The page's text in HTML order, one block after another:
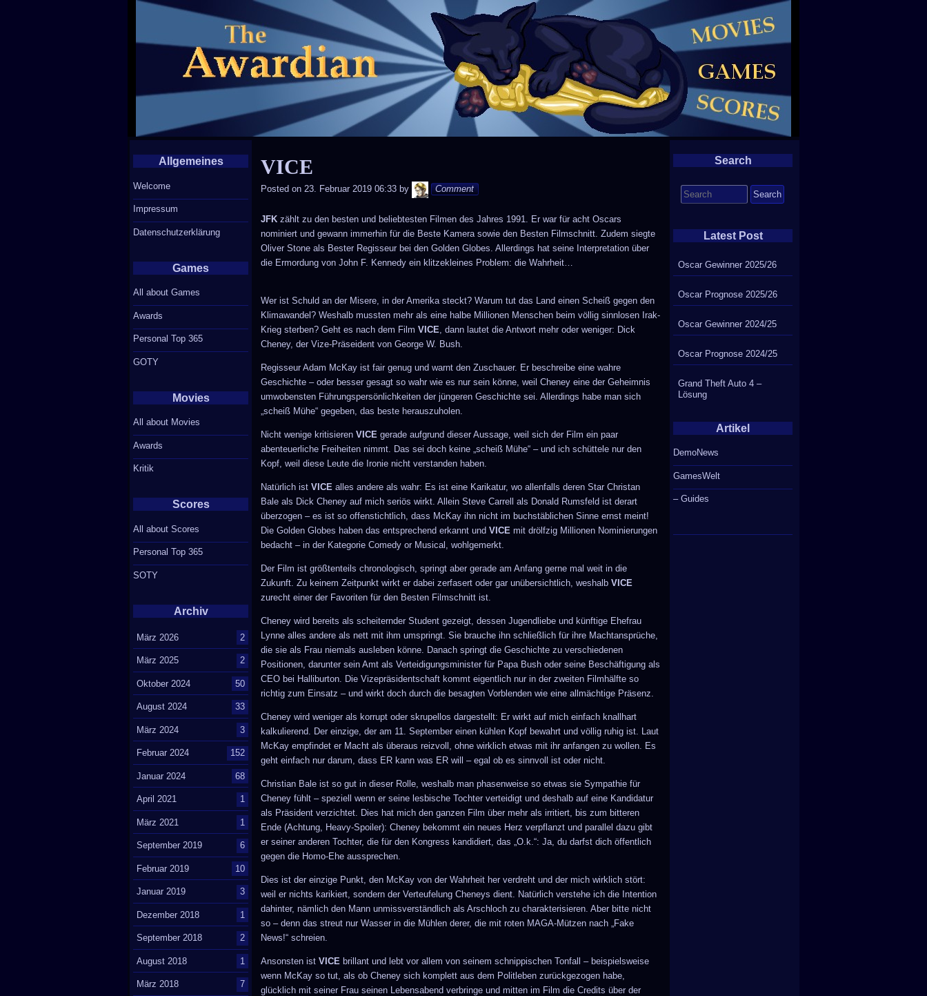
Skip
to
content
VICE
Posted on 23. Februar 2019 06:33 by Andy
Comment
JFK zählt zu den besten und beliebtesten Filmen des Jahres 1991. Er war für acht Oscars
nominiert und gewann immerhin für die Beste Kamera sowie den Besten Filmschnitt. Zudem siegte
Oliver Stone als Bester Regisseur bei den Golden Globes. Allerdings hat seine Interpretation über
die Ermordung von John F. Kennedy ein klitzekleines Problem: die Wahrheit…
Wer ist Schuld an der Misere, in der Amerika steckt? Warum tut das Land einen Scheiß gegen den
Klimawandel? Weshalb mussten mehr als eine halbe Millionen Menschen beim völlig sinnlosen Irak-
Krieg sterben? Geht es nach dem FilmVICE , dann lautet die Antwort mehr oder weniger: Dick
Cheney, der Vize-Präseident von George W. Bush.
Regisseur Adam McKay ist fair genug und warnt den Zuschauer. Er beschreibe eine wahre
Geschichte – oder besser gesagt so wahr wie es nur sein könne, weil Cheney eine der Geheimnis
umwobensten Führungspersönlichkeiten der jüngeren Geschichte sei. Allerdings habe man sich
„scheiß Mühe“ gegeben, das beste herauszuholen.
Nicht wenige kritisierenVICE gerade aufgrund dieser Aussage, weil sich der Film ein paar
abenteuerliche Freiheiten nimmt. Das sei doch keine „scheiß Mühe“ – und ich schüttele nur den
Kopf, weil diese Leute die Ironie nicht verstanden haben.
Natürlich istVICE alles andere als wahr: Es ist eine Karikatur, wo allenfalls deren Star Christan
Bale als Dick Cheney auf mich seriös wirkt. Allein Steve Carrell als Donald Rumsfeld ist derart
überzogen – es ist so offenstichtlich, dass McKay ihn nicht im buchstäblichen Sinne ernst meint!
Die Golden Globes haben das entsprechend erkannt undVICE mit drölfzig Millionen Nominierungen
bedacht – in der Kategorie Comedy or Musical, wohlgemerkt.
Der Film ist größtenteils chronologisch, springt aber gerade am Anfang gerne mal weit in die
Zukunft. Zu keinem Zeitpunkt wirkt er dabei zerfasert oder gar unübersichtlich, weshalbVICE
zurecht einer der Favoriten für den Besten Filmschnitt ist.
Cheney wird bereits als scheiternder Student gezeigt, dessen Jugendliebe und künftige Ehefrau
Lynne alles andere als nett mit ihm umspringt. Sie brauche ihn schließlich für ihre Machtansprüche,
die sie als Frau niemals ausleben könne. Danach springt die Geschichte zu verschiedenen
Positionen, darunter sein Amt als Verteidigungsminister für Papa Bush oder seine Beschäftigung als
CEO bei Halliburton. Die Vizepräsidentschaft kommt eigentlich nur in der zweiten Filmhälfte so
richtig zum Einsatz – und wirkt doch durch die besagten Vorblenden wie eine allmächtige Präsenz.
Cheney wird weniger als korrupt oder skrupellos dargestellt: Er wirkt auf mich einfach knallhart
kalkulierend. Der einzige, der am 11. September einen kühlen Kopf bewahrt und völlig ruhig ist. Laut
McKay empfindet er Macht als überaus reizvoll, ohne wirklich etwas mit ihr anfangen zu wollen. Es
geht einfach nur darum, dass ER kann was ER will – egal ob es sinnvoll ist oder nicht.
Christian Bale ist so gut in dieser Rolle, weshalb man phasenweise so etwas sie Sympathie für
Cheney fühlt – speziell wenn er seine lesbische Tochter verteidigt und deshalb auf eine Kandidatur
als Präsident verzichtet. Dies hat mich den ganzen Film über mehr als irritiert, bis zum bitteren
Ende (Achtung, Heavy-Spoiler): Cheney bekommt ein neues Herz verpflanzt und parallel dazu gibt
er seiner anderen Tochter, die für den Kongress kandidiert, das „O.k.“: Ja, du darfst dich öffentlich
gegen die Homo-Ehe aussprechen.
Dies ist der einzige Punkt, den McKay von der Wahrheit her verdreht und der mich wirklich stört:
weil er nichts karikiert, sondern der Verteufelung Cheneys dient. Natürlich verstehe ich die Intention
dahinter, nämlich den Mann unmissverständlich als Arschloch zu charakterisieren. Aber bitte nicht
so – denn das streut nur Wasser in die Mühlen derer, die mit roten MAGA-Mützen nach „Fake
News!“ schreien.
Ansonsten istVICE brillant und lebt vor allem von seinem schnippischen Tonfall – beispielsweise
wenn McKay so tut, als ob Cheney sich komplett aus dem Politleben zurückgezogen habe,
glücklich mit seiner Frau seinen Lebensabend verbringe und mitten im Film die Credits über der
Search
for:
Latest Post
Oscar Gewinner 2025/26
Oscar Prognose 2025/26
Oscar Gewinner 2024/25
Oscar Prognose 2024/25
Grand Theft Auto 4 –
Lösung
Artikel
DemoNews
GamesWelt
– Guides
Allgemeines
Welcome
Impressum
Datenschutzerklärung
Games
All about Games
Awards
Personal Top 365
GOTY
Movies
All about Movies
Awards
Kritik
Scores
All about Scores
Personal Top 365
SOTY
Archiv
März 2026 2
März 2025 2
Oktober 2024 50
August 2024 33
März 2024 3
Februar 2024 152
Januar 2024 68
April 2021 1
März 2021 1
September 2019 6
Februar 2019 10
Januar 2019 3
Dezember 2018 1
September 2018 2
August 2018 1
März 2018 7